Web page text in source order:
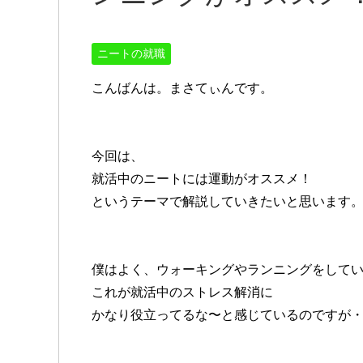
ニートの就職
こんばんは。まさてぃんです。
今回は、
就活中のニートには運動がオススメ！
というテーマで解説していきたいと思います。
僕はよく、ウォーキングやランニングをして
これが就活中のストレス解消に
かなり役立ってるな〜と感じているのですが・